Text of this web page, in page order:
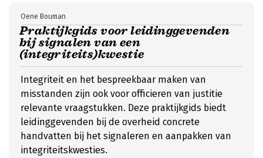
Praktijkgids voor leidinggevenden
bij signalen van een
(integriteits)kwestie
Oene Bouman
Integriteit en het bespreekbaar maken van
misstanden zijn ook voor officieren van justitie
relevante vraagstukken. Deze praktijkgids biedt
leidinggevenden bij de overheid concrete
handvatten bij het signaleren en aanpakken van
integriteitskwesties.